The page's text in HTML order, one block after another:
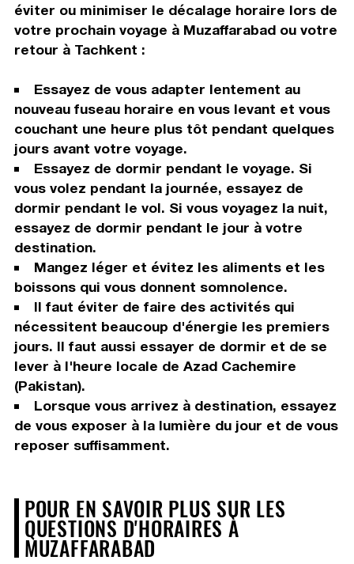
éviter ou minimiser le décalage horaire lors de
votre prochain voyage à Muzaffarabad ou votre
retour à Tachkent :
Essayez de vous adapter lentement au
nouveau fuseau horaire en vous levant et vous
couchant une heure plus tôt pendant quelques
jours avant votre voyage.
Essayez de dormir pendant le voyage. Si
vous volez pendant la journée, essayez de
dormir pendant le vol. Si vous voyagez la nuit,
essayez de dormir pendant le jour à votre
destination.
Mangez léger et évitez les aliments et les
boissons qui vous donnent somnolence.
Il faut éviter de faire des activités qui
nécessitent beaucoup d'énergie les premiers
jours. Il faut aussi essayer de dormir et de se
lever à l'heure locale de Azad Cachemire
(Pakistan).
Lorsque vous arrivez à destination, essayez
de vous exposer à la lumière du jour et de vous
reposer suffisamment.
POUR EN SAVOIR PLUS SUR LES
QUESTIONS D'HORAIRES À
MUZAFFARABAD